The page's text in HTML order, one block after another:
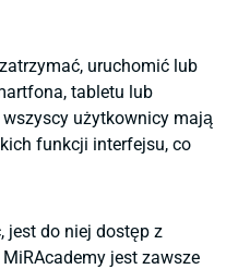
uruchomić lub
tabletu lub
użytkownicy mają
funkcji interfejsu, co
jest do niej dostęp z
jest zawsze